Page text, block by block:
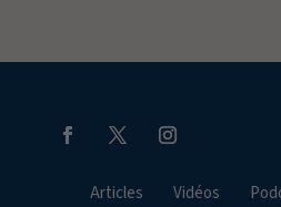
Articles Vidéos